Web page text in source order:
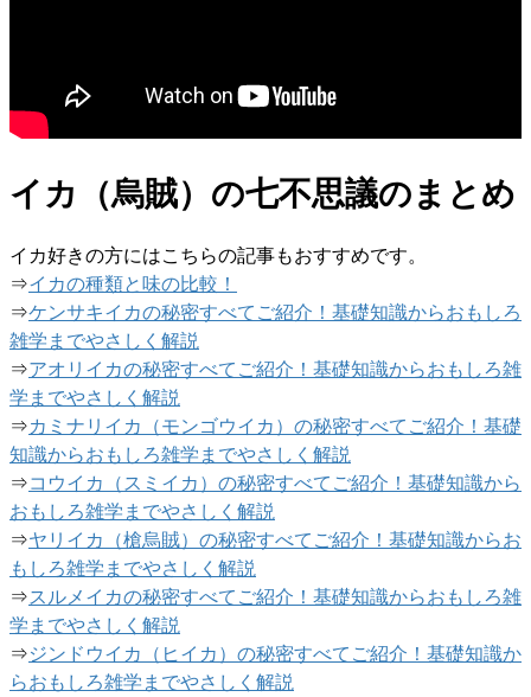
イカ（烏賊）の七不思議のまとめ
イカ好きの方にはこちらの記事もおすすめです。
⇒イカの種類と味の比較！
⇒ケンサキイカの秘密すべてご紹介！基礎知識からおもしろ
雑学までやさしく解説
⇒アオリイカの秘密すべてご紹介！基礎知識からおもしろ雑
学までやさしく解説
⇒カミナリイカ（モンゴウイカ）の秘密すべてご紹介！基礎
知識からおもしろ雑学までやさしく解説
⇒コウイカ（スミイカ）の秘密すべてご紹介！基礎知識から
おもしろ雑学までやさしく解説
⇒ヤリイカ（槍烏賊）の秘密すべてご紹介！基礎知識からお
もしろ雑学までやさしく解説
⇒スルメイカの秘密すべてご紹介！基礎知識からおもしろ雑
学までやさしく解説
⇒ジンドウイカ（ヒイカ）の秘密すべてご紹介！基礎知識か
らおもしろ雑学までやさしく解説